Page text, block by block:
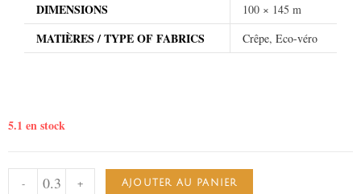
DIMENSIONS 100 × 145 m
MATIÈRES / TYPE OF FABRICS Crêpe, Eco-véro
5.1 en stock
- + AJOUTER AU PANIER